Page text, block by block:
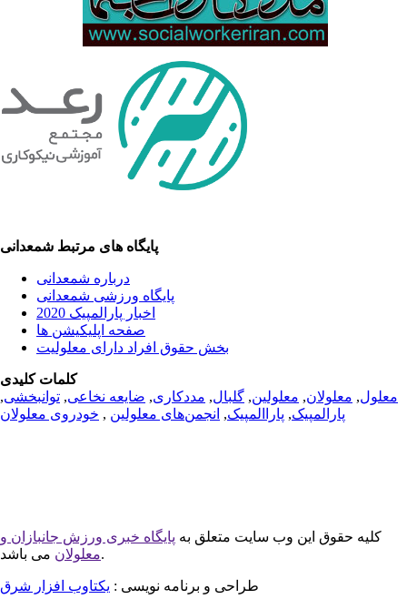
پایگاه های مرتبط شمعدانی
درباره شمعدانی
پایگاه ورزشی شمعدانی
اخبار پارالمپیک 2020
صفحه اپلیکیشن ها
بخش حقوق افراد دارای معلولیت
کلمات کلیدی
معلول, معلولان, معلولین, گلبال, مددکاری, ضایعه نخاعی, توانبخشی,
پارالمپیک, پاراالمپیک, انجمن‌های معلولین , خودروی معلولان
کلیه حقوق این وب سایت متعلق به پایگاه خبری ورزش جانبازان و
معلولانمی باشد.
طراحی و برنامه نویسی : یکتاوب افزار شرق